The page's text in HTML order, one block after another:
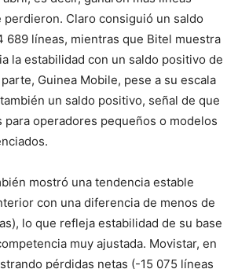
perdieron. Claro consiguió un saldo
689 líneas, mientras que Bitel muestra
la estabilidad con un saldo positivo de
Guinea Mobile, pese a su escala
un saldo positivo, señal de que
para operadores pequeños o modelos
mostró una tendencia estable
con una diferencia de menos de
lo que refleja estabilidad de su base
muy ajustada. Movistar, en
pérdidas netas (-15 075 líneas